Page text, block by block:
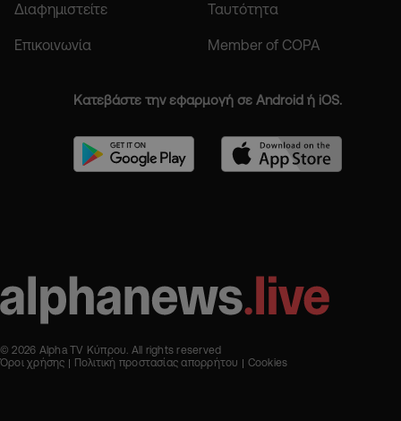
Διαφημιστείτε Ταυτότητα
Επικοινωνία Member of COPA
Κατεβάστε την εφαρμογή σε Android ή iOS.
© 2026 Alpha TV Κύπρου. All rights reserved
Όροι χρήσης
Πολιτική προστασίας απορρήτου Cookies